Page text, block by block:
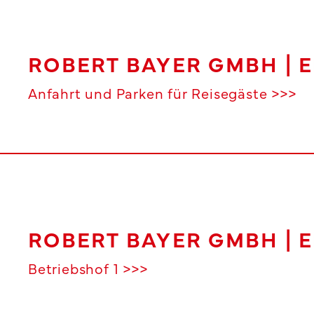
ROBERT BAYER GMBH |
Anfahrt und Parken für Reisegäste >>>
ROBERT BAYER GMBH |
Betriebshof 1 >>>